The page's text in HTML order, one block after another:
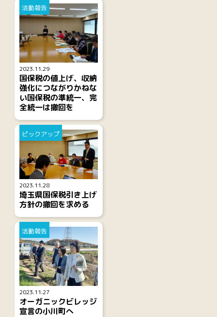
2023.11.29
活動報告
国保税の値上げ、収納
強化につながりかねな
い国保税の準統一、完
全統一は撤回を
2023.11.28
ピックアップ
埼玉県国保税引き上げ
方針の撤回を求める
2023.11.27
活動報告
オーガニックビレッジ
宣言の小川町へ